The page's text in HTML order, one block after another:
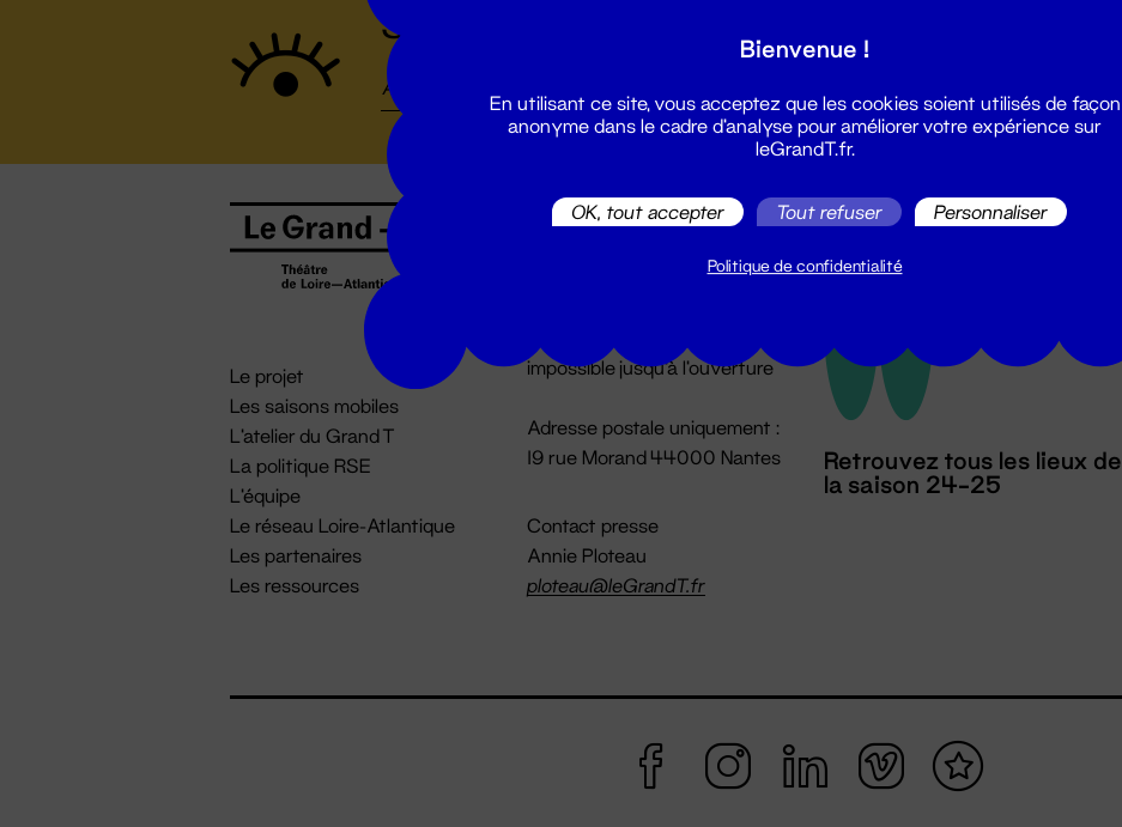
Suivez toutes les actualités du Grand T :
Le projet
Les saisons mobiles
L'atelier du Grand T
La politique RSE
L'équipe
Le réseau Loire-Atlantique
Les partenaires
Les ressources
Billetterie
billetterie@leGrandT.fr
impossible jusqu'à l'ouverture
Adresse postale uniquement :
19 rue Morand 44000 Nantes
Contact presse
Annie Ploteau
ploteau@leGrandT.fr
Retrouvez tous les lieux de
la saison 24-25
Bienvenue !
En utilisant ce site, vous acceptez que les cookies soient utilisés de façon
anonyme dans le cadre d'analyse pour améliorer votre expérience sur
leGrandT.fr.
OK, tout accepter Tout refuser Personnaliser
Politique de confidentialité